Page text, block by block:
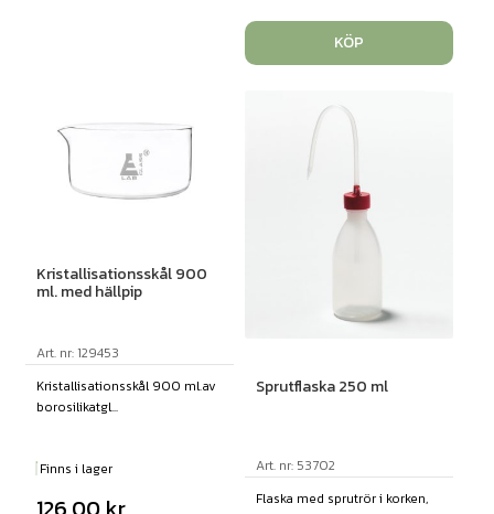
KÖP
Kristallisationsskål 900
ml. med hällpip
Art. nr: 129453
Kristallisationsskål 900 ml.av
borosilikatgl...
Finns i lager
Sprutflaska 250 ml
Art. nr: 53702
Flaska med sprutrör i korken,